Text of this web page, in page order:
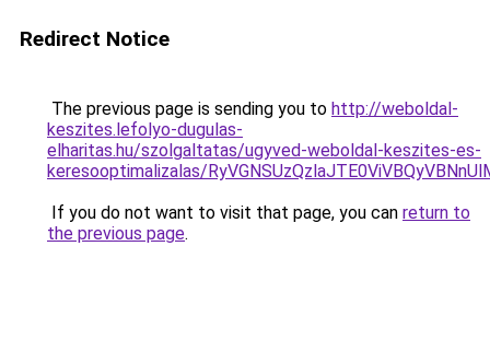
Redirect Notice
The previous page is sending you to http://weboldal-
keszites.lefolyo-dugulas-
elharitas.hu/szolgaltatas/ugyved-weboldal-keszites-es-
keresooptimalizalas/
If you do not want to visit that page, you can return to
the previous page.